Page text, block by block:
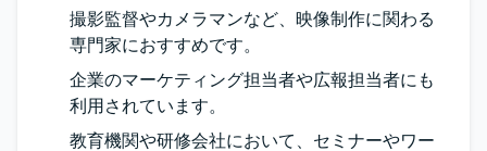
撮影監督やカメラマンなど、映像制作に関わる
専門家におすすめです。
企業のマーケティング担当者や広報担当者にも
利用されています。
教育機関や研修会社において、セミナーやワー